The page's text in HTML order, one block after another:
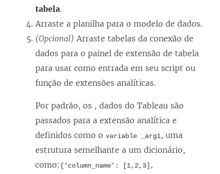
tabela.
Arraste a planilha para o modelo de dados.
(Opcional) Arraste tabelas da conexão de
dados para o painel de extensão de tabela
para usar como entrada em seu script ou
função de extensões analíticas.
Por padrão, os , dados do Tableau são
passados para a extensão analítica e
definidos como o variable _arg1, uma
estrutura semelhante a um dicionário,
como:{‘column_name’: [1,2,3],